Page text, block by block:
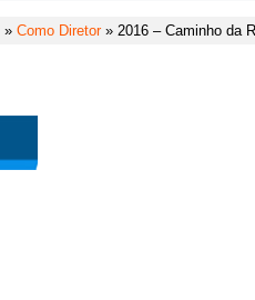
» Como Diretor» 2016 – Caminho da